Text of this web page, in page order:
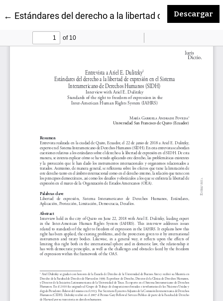
← Volver a los detalles del artículo
Estándares del derecho a la libertad de expresión
Descargar